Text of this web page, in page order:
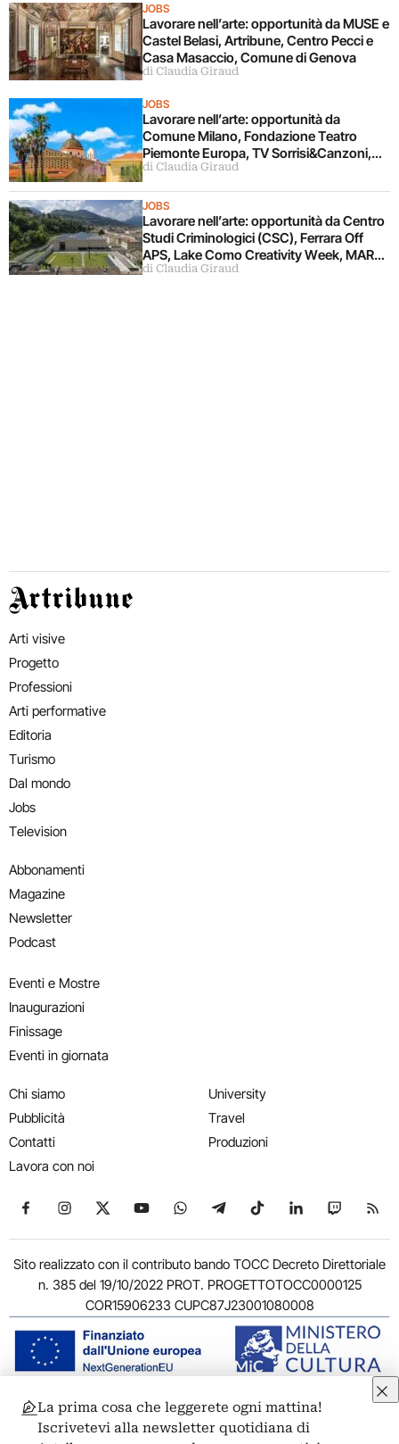
JOBS
Lavorare nell’arte: opportunità da MUSE e
Castel Belasi, Artribune, Centro Pecci e
Casa Masaccio, Comune di Genova
di Claudia Giraud
JOBS
Lavorare nell’arte: opportunità da
Comune Milano, Fondazione Teatro
Piemonte Europa, TV Sorrisi&Canzoni,
Fondazione Alghero
di Claudia Giraud
JOBS
Lavorare nell’arte: opportunità da Centro
Studi Criminologici (CSC), Ferrara Off
APS, Lake Como Creativity Week, MART,
Viscontea Casa d’Aste
di Claudia Giraud
Artribune
Arti visive
Progetto
Professioni
Arti performative
Editoria
Turismo
Dal mondo
Jobs
Television
Abbonamenti
Magazine
Newsletter
Podcast
Eventi e Mostre
Inaugurazioni
Finissage
Eventi in giornata
Chi siamo
Pubblicità
Contatti
Lavora con noi
University
Travel
Produzioni
Seguici su Facebook
Seguici su Instagram
Seguici su X
Seguici su YouTube
Seguici su WhatsApp
Seguici su Telegram
Seguici su TikTok
Seguici su
Seguici
Sito realizzato con il contributo bando TOCC Decreto Direttoriale
n. 385 del 19/10/2022 PROT. PROGETTOTOCC0000125
COR15906233 CUPC87J23001080008
© 2011-2026 ARTRIBUNE srl – Corso Vittorio Emanuele II, 287 –
00186 Roma - P.I. 11381581005
La prima cosa che leggerete ogni mattina!
Iscrivetevi alla newsletter quotidiana di